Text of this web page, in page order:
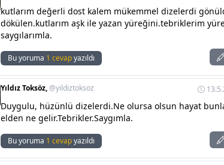
kutlarım değerli dost kalem mükemmel dizelerdi
dökülen.kutlarım aşk ile yazan yüreğini.tebriklerim
saygılarımla.
Bu yoruma 1 cevapyazıldı
Yıldız Toksöz,@yildiztoksoz
Duygulu, hüzünlü dizelerdi.Ne olursa olsun hayat
elden ne gelir.Tebrikler.Saygımla.
Bu yoruma 1 cevapyazıldı